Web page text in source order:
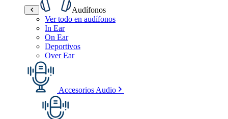
Audífonos
Ver todo en audífonos
In Ear
On Ear
Deportivos
Over Ear
Accesorios Audio